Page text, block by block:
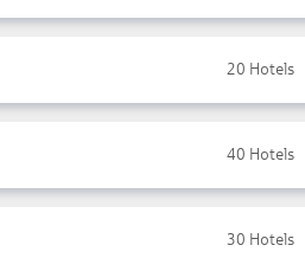
20 Hotels
40 Hotels
30 Hotels